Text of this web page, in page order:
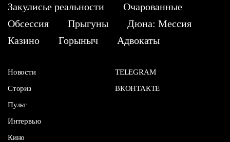
Закулисье реальности
Очарованные
Обсессия
Прыгуны
Дюна: Мессия
Казино
Горыныч Адвокаты
Новости
Сториз
Пульт
Интервью
Кино
TELEGRAM
ВКОНТАКТЕ